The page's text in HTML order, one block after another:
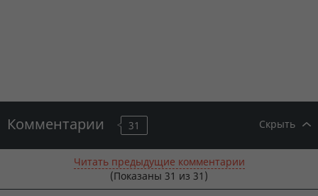
Комментарии 31 Скрыть
Читать предыдущие комментарии
(Показаны 31 из 31)